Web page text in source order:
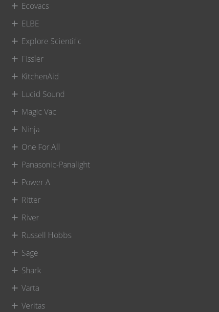
Ecovacs
ELBE
Explore Scientific
Fissler
KitchenAid
Lucid Sound
Magic Vac
Ninja
One For All
Panasonic-Panalight
Power A
Ritter
River
Russell Hobbs
Sage
Shark
Varta
Veritas